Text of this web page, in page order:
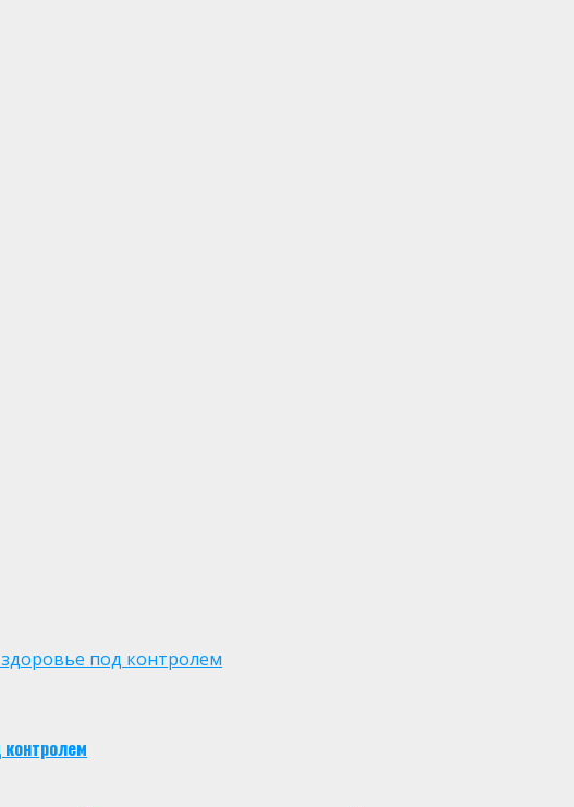
под контролем